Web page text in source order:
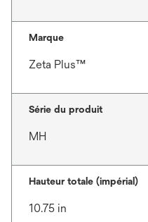
Marque
Zeta Plus™
Série du produit
MH
Hauteur totale (impérial)
10.75 in